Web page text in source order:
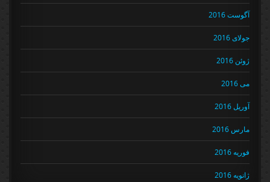
آگوست 2016
جولای 2016
ژوئن 2016
می 2016
آوریل 2016
مارس 2016
فوریه 2016
ژانویه 2016